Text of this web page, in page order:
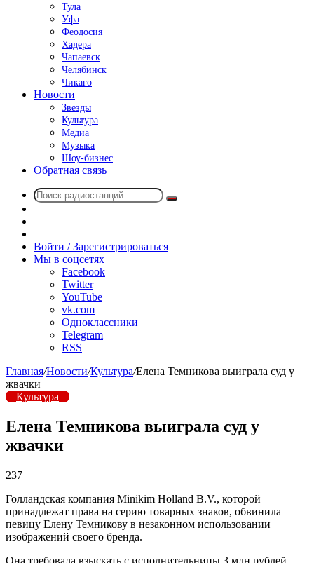
Тула
Уфа
Феодосия
Хадера
Чапаевск
Челябинск
Чикаго
Новости
Звезды
Культура
Медиа
Музыка
Шоу-бизнес
Обратная связь
Поиск
радио
Войти / Зарегистрироваться
Мы в соцсетях
Facebook
Twitter
YouTube
vk.com
Одноклассники
Telegram
RSS
Главная/Новости/Культура/Елена Темникова выиграла суд у
жвачки
Культура
Елена Темникова выиграла суд у
жвачки
237
Голландская компания Minikim Holland B.V., которой
принадлежат права на серию товарных знаков, обвинила
певицу Елену Темникову в незаконном использовании
изображений своего бренда.
Она требовала взыскать с исполнительницы 3 млн рублей.